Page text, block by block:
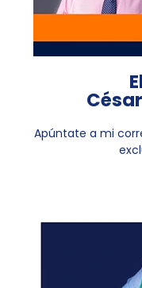
Apúntate a mi